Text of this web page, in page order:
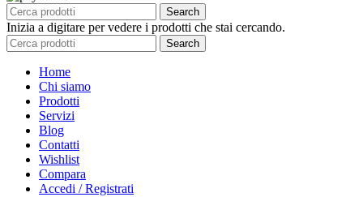
Search
Inizia a digitare per vedere i prodotti che stai cercando.
Search
Home
Chi siamo
Prodotti
Servizi
Blog
Contatti
Wishlist
Compara
Accedi / Registrati